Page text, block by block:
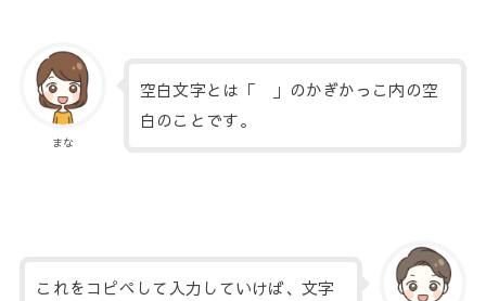
まな
空白文字とは「 」のかぎかっこ内の空
白のことです。
これをコピペして入力していけば、文字